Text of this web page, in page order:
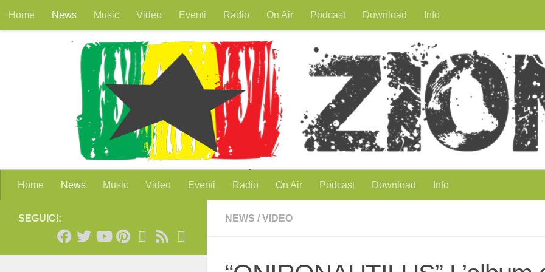
Salta al contenuto
Home News Music Video Eventi Radio On Air Podcast Download Info
Home News Music Video Eventi Radio On Air Podcast Download Info
NEWS / VIDEO
SEGUICI: